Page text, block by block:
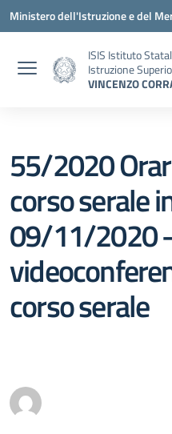
Vai ai contenuti
Vai al menu di navigazione
Vai al footer
Ministero dell'Istruzione e del
ISIS Istituto
Istruzione
VINCENZO
55/2020
corso serale
09/11/2020
corso serale